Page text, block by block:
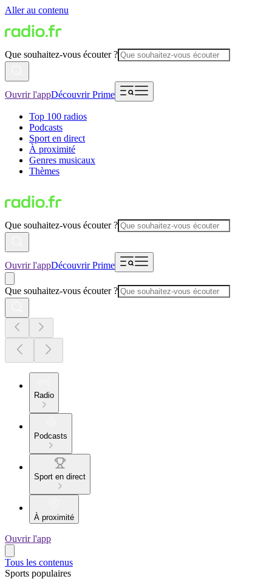
Aller au contenu
Que souhaitez-vous écouter ?
Ouvrir l'appDécouvrir Prime
Top 100 radios
Podcasts
Sport en direct
À proximité
Genres musicaux
Thèmes
Que souhaitez-vous écouter ?
Ouvrir l'appDécouvrir Prime
Que souhaitez-vous écouter ?
Radio
Podcasts
Sport en direct
À proximité
Ouvrir l'app
Tous les contenus
Sports populaires